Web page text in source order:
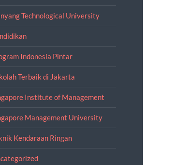
Technological University
Indonesia Pintar
Terbaik di Jakarta
Institute of Management
Management University
Kendaraan Ringan